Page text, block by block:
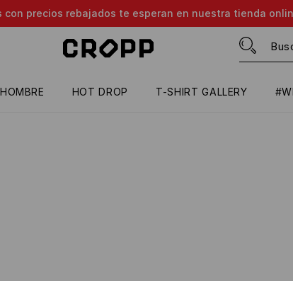
precios rebajados te esperan en nuestra tienda
HOMBRE HOT DROP T-SHIRT GALLERY